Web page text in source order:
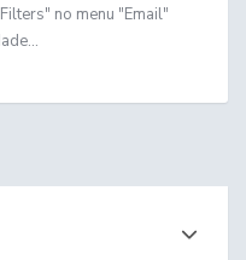
no menu "Email"